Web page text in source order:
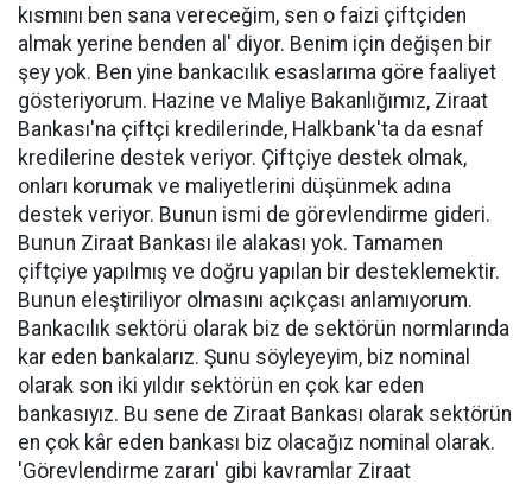
kısmını ben sana vereceğim, sen o faizi çiftçiden
almak yerine benden al' diyor. Benim için değişen bir
şey yok. Ben yine bankacılık esaslarıma göre faaliyet
gösteriyorum. Hazine ve Maliye Bakanlığımız, Ziraat
Bankası'na çiftçi kredilerinde, Halkbank'ta da esnaf
kredilerine destek veriyor. Çiftçiye destek olmak,
onları korumak ve maliyetlerini düşünmek adına
destek veriyor. Bunun ismi de görevlendirme gideri.
Bunun Ziraat Bankası ile alakası yok. Tamamen
çiftçiye yapılmış ve doğru yapılan bir desteklemektir.
Bunun eleştiriliyor olmasını açıkçası anlamıyorum.
Bankacılık sektörü olarak biz de sektörün normlarında
kar eden bankalarız. Şunu söyleyeyim, biz nominal
olarak son iki yıldır sektörün en çok kar eden
bankasıyız. Bu sene de Ziraat Bankası olarak sektörün
en çok kâr eden bankası biz olacağız nominal olarak.
'Görevlendirme zararı' gibi kavramlar Ziraat